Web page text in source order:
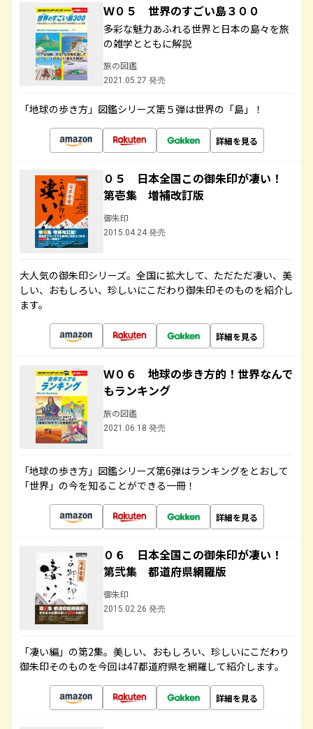
Ｗ０５ 世界のすごい島３００
多彩な魅力あふれる世界と日本の島々を旅
の雑学とともに解説
旅の図鑑
2021.05.27 発売
「地球の歩き方」図鑑シリーズ第５弾は世界の「島」！
詳細を見る
０５ 日本全国この御朱印が凄い！
第壱集 増補改訂版
御朱印
2015.04.24 発売
大人気の御朱印シリーズ。全国に拡大して、ただただ凄い、美
しい、おもしろい、珍しいにこだわり御朱印そのものを紹介し
ます。
詳細を見る
Ｗ０６ 地球の歩き方的！世界なんで
もランキング
旅の図鑑
2021.06.18 発売
「地球の歩き方」図鑑シリーズ第6弾はランキングをとおして
「世界」の今を知ることができる一冊！
詳細を見る
０６ 日本全国この御朱印が凄い！
第弐集 都道府県網羅版
御朱印
2015.02.26 発売
「凄い編」の第2集。美しい、おもしろい、珍しいにこだわり
御朱印そのものを今回は47都道府県を網羅して紹介します。
詳細を見る